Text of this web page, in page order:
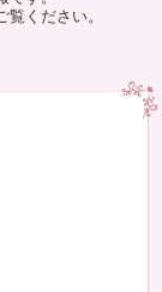
ください。